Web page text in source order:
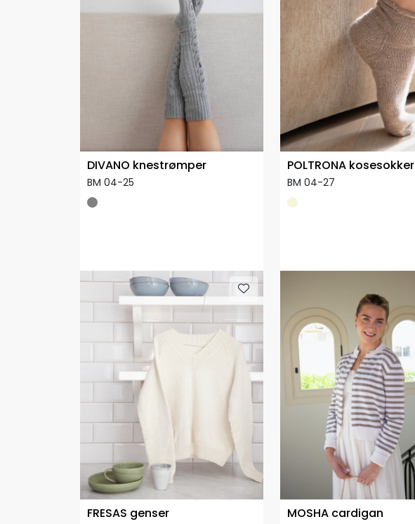
DIVANO knestrømper
BM 04-25
POLTRONA kosesokker
BM 04-27
FRESAS genser MOSHA cardigan